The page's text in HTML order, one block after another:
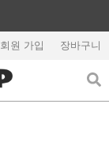
회원 가입 장바구니